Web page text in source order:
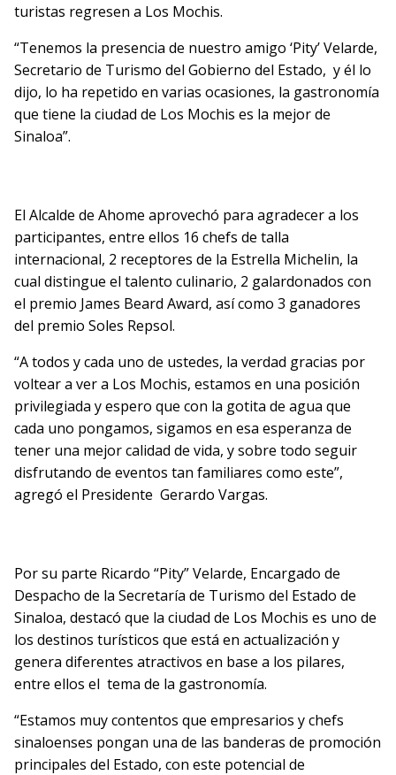
turistas regresen a Los Mochis.
“Tenemos la presencia de nuestro amigo ‘Pity’ Velarde,
Secretario de Turismo del Gobierno del Estado, y él lo
dijo, lo ha repetido en varias ocasiones, la gastronomía
que tiene la ciudad de Los Mochis es la mejor de
Sinaloa”.
El Alcalde de Ahome aprovechó para agradecer a los
participantes, entre ellos 16 chefs de talla
internacional, 2 receptores de la Estrella Michelin, la
cual distingue el talento culinario, 2 galardonados con
el premio James Beard Award, así como 3 ganadores
del premio Soles Repsol.
“A todos y cada uno de ustedes, la verdad gracias por
voltear a ver a Los Mochis, estamos en una posición
privilegiada y espero que con la gotita de agua que
cada uno pongamos, sigamos en esa esperanza de
tener una mejor calidad de vida, y sobre todo seguir
disfrutando de eventos tan familiares como este”,
agregó el Presidente Gerardo Vargas.
Por su parte Ricardo “Pity” Velarde, Encargado de
Despacho de la Secretaría de Turismo del Estado de
Sinaloa, destacó que la ciudad de Los Mochis es uno de
los destinos turísticos que está en actualización y
genera diferentes atractivos en base a los pilares,
entre ellos el tema de la gastronomía.
“Estamos muy contentos que empresarios y chefs
sinaloenses pongan una de las banderas de promoción
principales del Estado, con este potencial de